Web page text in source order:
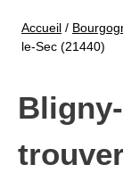
Accueil /
le-Sec (21440)